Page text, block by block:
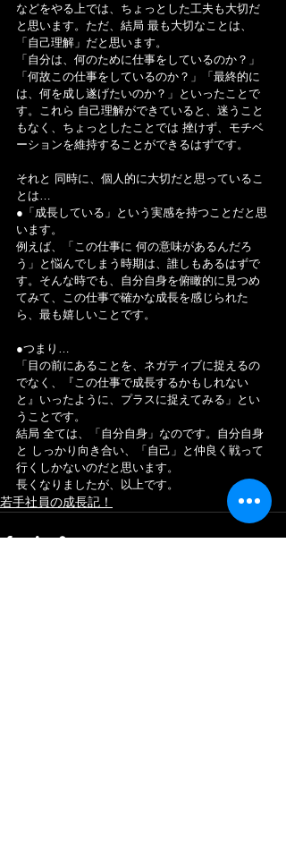
などをやる上では、ちょっとした工夫も大切だ
と思います。ただ、結局 最も大切なことは、
「自己理解」だと思います。
「自分は、何のために仕事をしているのか？」
「何故この仕事をしているのか？」「最終的に
は、何を成し遂げたいのか？」といったことで
す。これら 自己理解ができていると、迷うこと
もなく、ちょっとしたことでは 挫けず、モチベ
ーションを維持することができるはずです。
それと 同時に、個人的に大切だと思っているこ
とは…
●「成長している」という実感を持つことだと思
います。
例えば、「この仕事に 何の意味があるんだろ
う」と悩んでしまう時期は、誰しもあるはずで
す。そんな時でも、自分自身を俯瞰的に見つめ
てみて、この仕事で確かな成長を感じられた
ら、最も嬉しいことです。
●つまり…
「目の前にあることを、ネガティブに捉えるの
でなく、『この仕事で成長するかもしれない
と』いったように、プラスに捉えてみる」とい
うことです。
結局 全ては、「自分自身」なのです。自分自身
と しっかり向き合い、「自己」と仲良く戦って
行くしかないのだと思います。
長くなりましたが、以上です。
若手社員の成長記！